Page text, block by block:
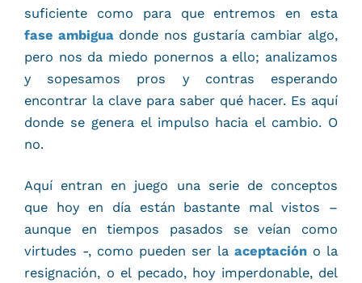
suficiente como para que entremos en esta
fase ambigua donde nos gustaría cambiar algo,
pero nos da miedo ponernos a ello; analizamos
y sopesamos pros y contras esperando
encontrar la clave para saber qué hacer. Es aquí
donde se genera el impulso hacia el cambio. O
no.
Aquí entran en juego una serie de conceptos
que hoy en día están bastante mal vistos –
aunque en tiempos pasados se veían como
virtudes -, como pueden ser la aceptación o la
resignación, o el pecado, hoy imperdonable, del